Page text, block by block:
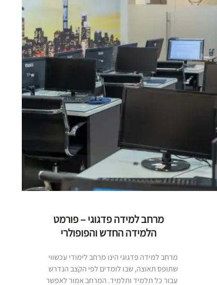
מרחב למידה פדגוגי – פורמט
הלמידה החדש והפופולרי
מרחב למידה פדגוגי הינו מרחב לימודי עכשווי
שתופס תאוצה, שבו לומדים לפי הקצב הנדרש
עבור כל תלמיד ותלמיד. המרחב אמור לאפשר